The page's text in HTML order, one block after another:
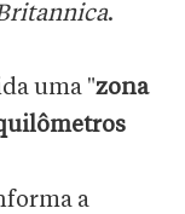
.
uma "zona
a